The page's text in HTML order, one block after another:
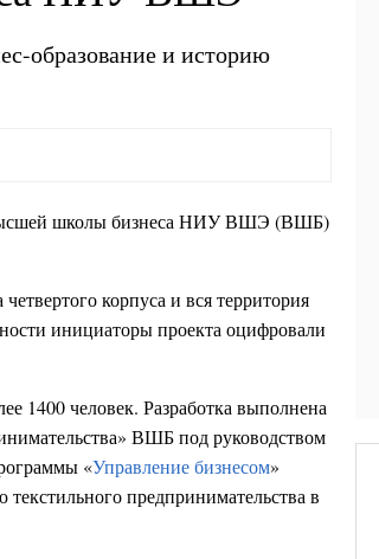
образование и историю
школы бизнеса НИУ ВШЭ (ВШБ)
корпуса и вся территория
инициаторы проекта оцифровали
1400 человек. Разработка выполнена
ВШБ под руководством
«Управление бизнесом»
предпринимательства в